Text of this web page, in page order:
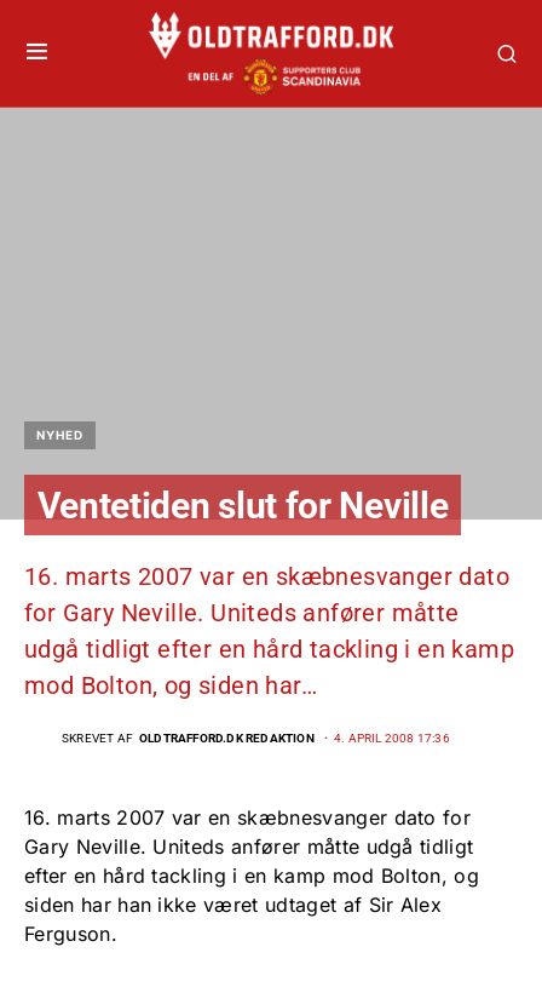
NYHED
Ventetiden slut for Neville
16. marts 2007 var en skæbnesvanger dato
for Gary Neville. Uniteds anfører måtte
udgå tidligt efter en hård tackling i en kamp
mod Bolton, og siden har…
SKREVET AF OLDTRAFFORD.DK REDAKTION 4. APRIL 2008 17:36
16. marts 2007 var en skæbnesvanger dato for
Gary Neville. Uniteds anfører måtte udgå tidligt
efter en hård tackling i en kamp mod Bolton, og
siden har han ikke været udtaget af Sir Alex
Ferguson.